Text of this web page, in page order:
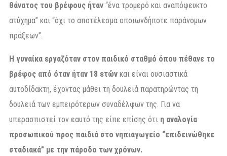
θάνατος του βρέφους ήταν “ένα τρομερό και αναπόφευκτο
ατύχημα” και “όχι το αποτέλεσμα οποιωνδήποτε παράνομων
πράξεων”.
Η γυναίκα εργαζόταν στον παιδικό σταθμό όπου πέθανε το
βρέφος από όταν ήταν 18 ετών και είναι ουσιαστικά
αυτοδίδακτη, έχοντας μάθει τη δουλειά παρατηρώντας τη
δουλειά των εμπειρότερων συναδέλφων της. Για να
υπερασπιστεί τον εαυτό της είπε επίσης ότι η αναλογία
προσωπικού προς παιδιά στο νηπιαγωγείο “επιδεινώθηκε
σταδιακά” με την πάροδο των χρόνων.